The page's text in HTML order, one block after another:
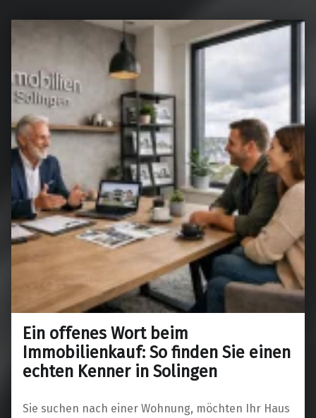
Ein offenes Wort beim
Immobilienkauf: So finden Sie einen
echten Kenner in Solingen
Sie suchen nach einer Wohnung, möchten Ihr Haus